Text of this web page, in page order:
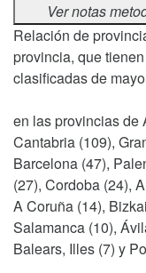
Ver notas
Relación de
provincia, que
clasificadas de
en las provincias de
Cantabria (109),
Barcelona (47),
(27), Cordoba (24),
A Coruña (14),
Salamanca (10),
Balears, Illes (7) y